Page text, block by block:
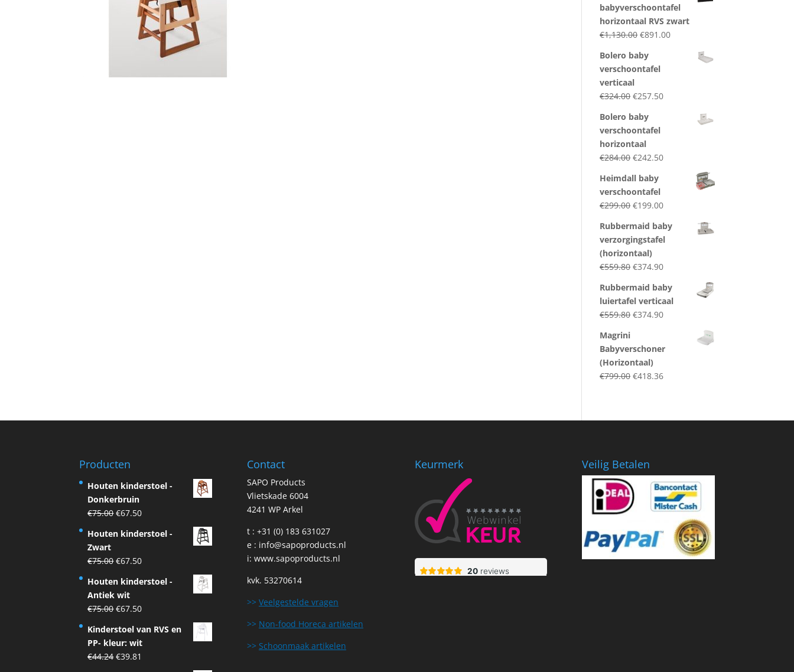
babyverschoontafel
horizontaal RVS zwart
€1,130.00 Original
was:
€1,130.00.
€891.00Current
Bolero baby
verschoontafel
verticaal
€324.00 Original
was:
€324.00.
€257.50Current
Bolero baby
verschoontafel
horizontaal
€284.00 Original
was:
€284.00.
€242.50Current
Heimdall baby
verschoontafel
€299.00 Original
was:
€299.00.
€199.00Current
is:
€199.00.
Rubbermaid baby
verzorgingstafel
(horizontaal)
€559.80 Original
was:
€559.80.
€374.90Current
is:
€374.90.
Rubbermaid baby
luiertafel verticaal
€559.80 Original
€559.80.
€374.90Current
€374.90.
Magrini
Babyverschoner
(Horizontaal)
€799.00 Original
€418.36Current
Producten
Houten kinderstoel -
Donkerbruin
€75.00Original
was:
€67.50Current
is:
Houten kinderstoel -
Zwart
€75.00Original
was:
€75.00.
€67.50Current
is:
Houten kinderstoel -
Antiek wit
€75.00Original
was:
€75.00.
€67.50Current
is:
€67.50.
Kinderstoel van RVS en
PP- kleur: wit
€44.24Original
€39.81
Contact
SAPO Products
Vlietskade 6004
4241 WP Arkel
t : +31 (0) 183 631027
e : info@sapoproducts.nl
i: www.sapoproducts.nl
kvk. 53270614
>> Veelgestelde vragen
>> Non-food Horeca artikelen
>> Schoonmaak artikelen
Keurmerk Veilig Betalen